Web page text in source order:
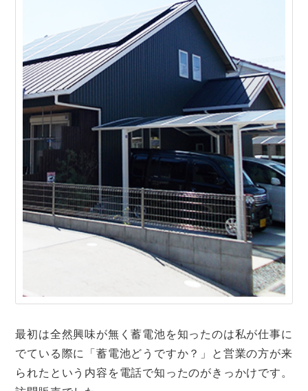
最初は全然興味が無く蓄電池を知ったのは私が仕事に
でている際に「蓄電池どうですか？」と営業の方が来
られたという内容を電話で知ったのがきっかけです。